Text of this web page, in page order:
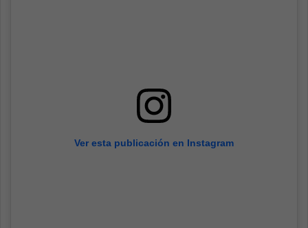
Ver esta publicación en Instagram